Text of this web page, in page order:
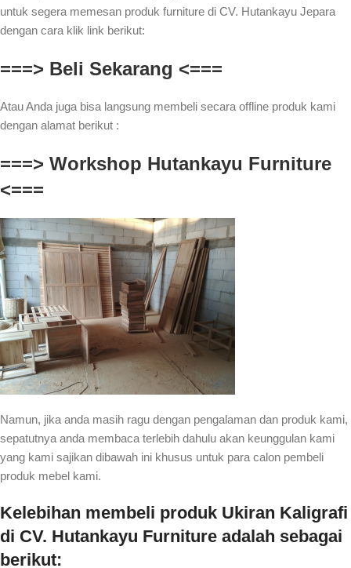
untuk segera memesan produk furniture di CV. Hutankayu Jepara
dengan cara klik link berikut:
===> Beli Sekarang <===
Atau Anda juga bisa langsung membeli secara offline produk kami
dengan alamat berikut :
===> Workshop Hutankayu Furniture
<===
Namun, jika anda masih ragu dengan pengalaman dan produk kami,
sepatutnya anda membaca terlebih dahulu akan keunggulan kami
yang kami sajikan dibawah ini khusus untuk para calon pembeli
produk mebel kami.
Kelebihan membeli produk Ukiran Kaligrafi
di CV. Hutankayu Furniture adalah sebagai
berikut: